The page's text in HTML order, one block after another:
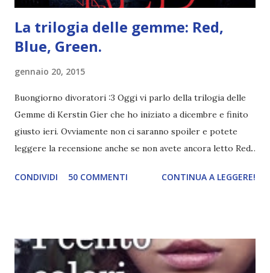
La trilogia delle gemme: Red,
Blue, Green.
gennaio 20, 2015
Buongiorno divoratori :3 Oggi vi parlo della trilogia delle
Gemme di Kerstin Gier che ho iniziato a dicembre e finito
giusto ieri. Ovviamente non ci saranno spoiler e potete
leggere la recensione anche se non avete ancora letto Red.
Green sono state delle letture molto piacevoli ma non
potete capire le mie aspettative! Innanzitutto, se la Gier o
la ce avesse deciso di pubblicare la trilogia in un unico libro,
CONDIVIDI 50 COMMENTI CONTINUA A LEGGERE!